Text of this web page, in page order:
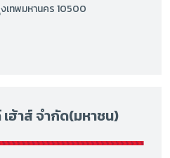
เทพมหานคร 10500
ฮ้าส์ จำกัด(มหาชน)